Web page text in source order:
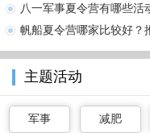
八一军事夏令营有哪些活
帆船夏令营哪家比较好？
主题活动
军事 减肥